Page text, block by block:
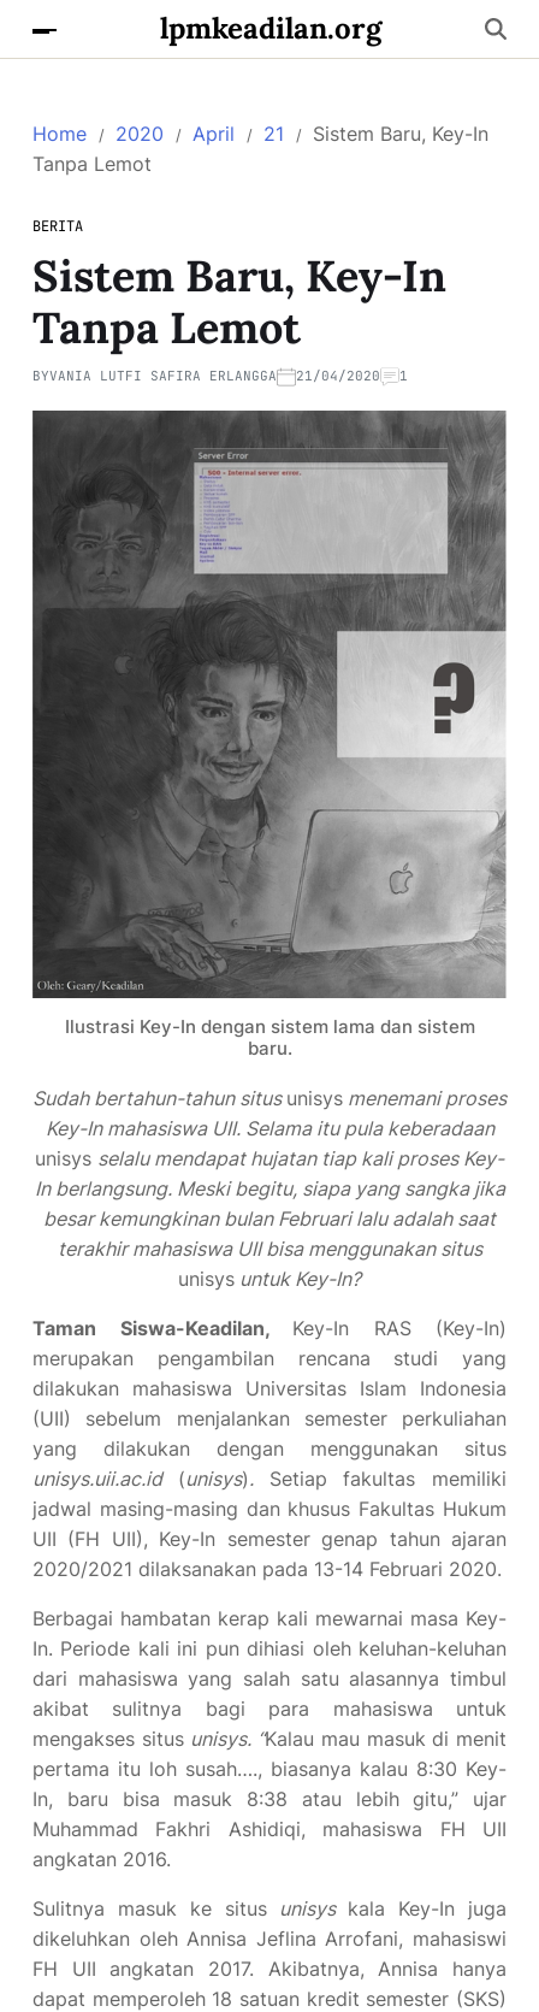
lpmkeadilan.org
Home 2020 April 21
Sistem Baru, Key-In
Tanpa Lemot
BERITA
Sistem Baru, Key-In
Tanpa Lemot
BYVANIA LUTFI SAFIRA ERLANGGA 21/04/2020 1
Ilustrasi Key-In dengan sistem lama dan sistem
baru.
Sudah bertahun-tahun situs unisys menemani proses
Key-In mahasiswa UII. Selama itu pula keberadaan
unisys selalu mendapat hujatan tiap kali proses Key-
In berlangsung. Meski begitu, siapa yang sangka jika
besar kemungkinan bulan Februari lalu adalah saat
terakhir mahasiswa UII bisa menggunakan situs
unisys untuk Key-In?
Taman Siswa-Keadilan, Key-In RAS (Key-In)
merupakan pengambilan rencana studi yang
dilakukan mahasiswa Universitas Islam Indonesia
(UII) sebelum menjalankan semester perkuliahan
yang dilakukan dengan menggunakan situs
unisys.uii.ac.id (unisys). Setiap fakultas memiliki
jadwal masing-masing dan khusus Fakultas Hukum
UII (FH UII), Key-In semester genap tahun ajaran
2020/2021 dilaksanakan pada 13-14 Februari 2020.
Berbagai hambatan kerap kali mewarnai masa Key-
In. Periode kali ini pun dihiasi oleh keluhan-keluhan
dari mahasiswa yang salah satu alasannya timbul
akibat sulitnya bagi para mahasiswa untuk
mengakses situs unisys. “Kalau mau masuk di menit
pertama itu loh susah…., biasanya kalau 8:30 Key-
In, baru bisa masuk 8:38 atau lebih gitu,” ujar
Muhammad Fakhri Ashidiqi, mahasiswa FH UII
angkatan 2016.
Sulitnya masuk ke situs unisys kala Key-In juga
dikeluhkan oleh Annisa Jeflina Arrofani, mahasiswi
FH UII angkatan 2017. Akibatnya, Annisa hanya
dapat memperoleh 18 satuan kredit semester (SKS)